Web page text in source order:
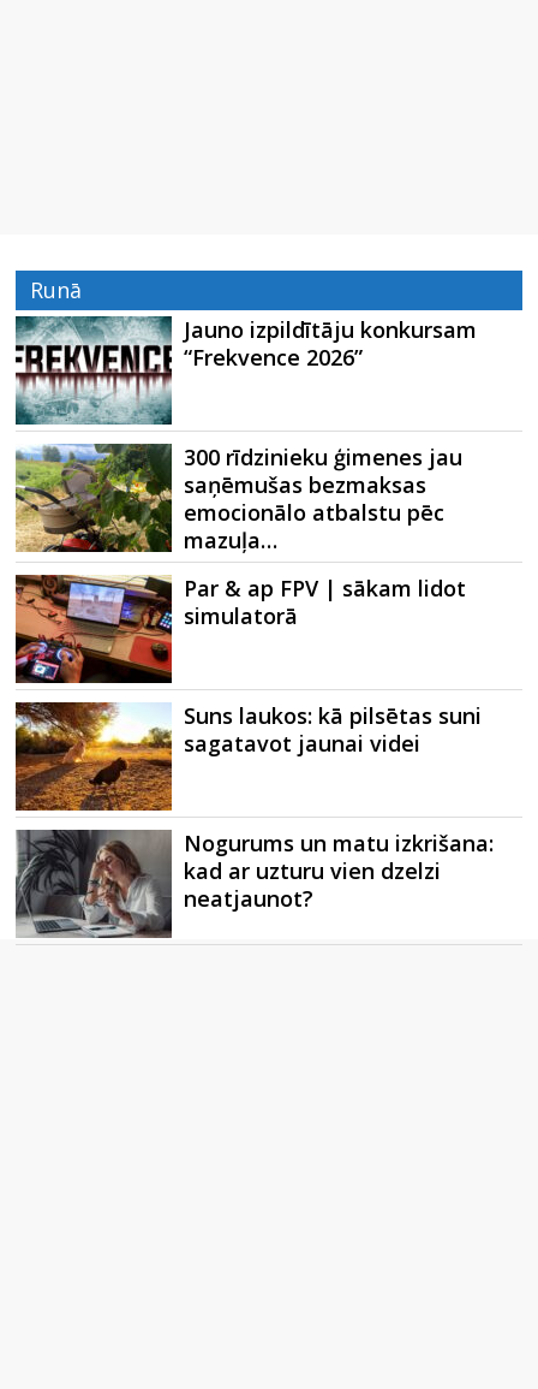
Runā
Jauno izpildītāju konkursam
“Frekvence 2026”
300 rīdzinieku ģimenes jau
saņēmušas bezmaksas
emocionālo atbalstu pēc
mazuļa…
Par & ap FPV | sākam lidot
simulatorā
Suns laukos: kā pilsētas suni
sagatavot jaunai videi
Nogurums un matu izkrišana:
kad ar uzturu vien dzelzi
neatjaunot?